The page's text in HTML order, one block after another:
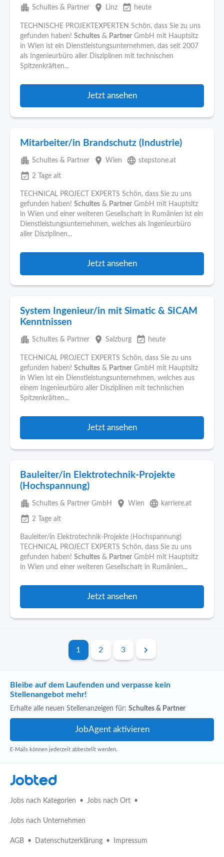
apartment Schultes & Partner place Linz event_available heute
TECHNISCHE PROJEKTEXPERTEN Schön, dass Sie zu uns
gefunden haben! Schultes & Partner GmbH mit Hauptsitz
in Wien ist ein Dienstleistungsunternehmen, das seit 2007
als Ingenieurbüro aller Disziplinen mit technischen
Spitzenkräften...
Jetzt ansehen
Mitarbeiter/in Brandschutz (Industrie)
apartment Schultes & Partner place Wien language stepstone.at
event_available 2 Tage alt
TECHNICAL PROJECT EXPERTS Schön, dass Sie zu uns
gefunden haben! Schultes & Partner GmbH mit Hauptsitz
in Wien und einer weiteren Gesellschaft in Rumänien ist ein
Dienstleistungsunternehmen, welches als Ingenieurbüro
aller Disziplinen...
Jetzt ansehen
System Ingenieur/in mit Simatic & SICAM
Kenntnissen
apartment Schultes & Partner place Salzburg event_available heute
TECHNICAL PROJECT EXPERTS Schön, dass Sie zu uns
gefunden haben! Schultes & Partner GmbH mit Hauptsitz
in Wien ist ein Dienstleistungsunternehmen, welches aus
einem Ingenieurbüro aller Disziplinen mit technischen
Spitzenkräften...
Jetzt ansehen
Bauleiter/in Elektrotechnik-Projekte
(Hochspannung)
apartment Schultes & Partner GmbH place Wien language karriere.at
event_available 2 Tage alt
Bauleiter/in Elektrotechnik-Projekte (Hochspannung)
TECHNICAL PROJECT EXPERTS Schön, dass Sie zu uns
gefunden haben! Schultes & Partner GmbH mit Hauptsitz
in Wien und einer weiteren Gesellschaft in Rumänien...
Jetzt ansehen
1 2 3
Bleibe auf dem Laufenden und verpasse kein
Stellenangebot mehr!
Erhalte alle neuen Stellenanzeigen für: Schultes & Partner
E-Mails können jederzeit abbestellt werden.
Jobted
Jobs nach Kategorien Jobs nach Ort
Jobs nach Unternehmen
AGB Datenschutzerklärung Impressum